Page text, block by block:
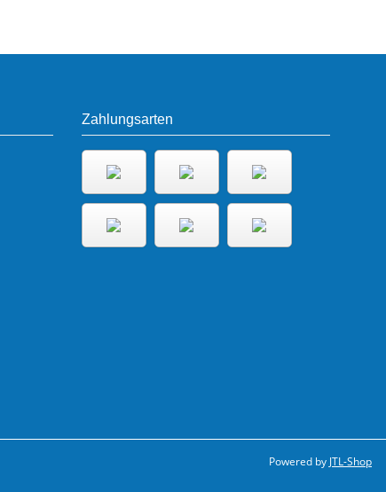
Zahlungsarten
Powered by JTL-Shop